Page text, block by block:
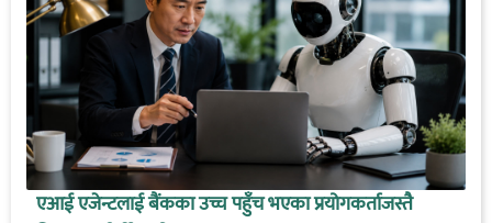
एआई एजेन्टलाई बैंकका उच्च पहुँच भएका प्रयोगकर्ताजस्तै